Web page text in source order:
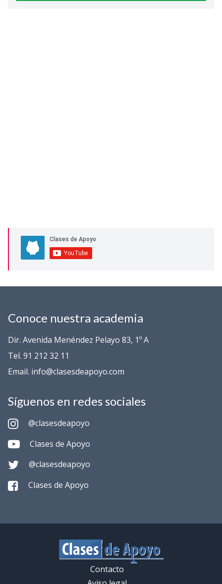
Conoce nuestra academia
Dir. Avenida Menéndez Pelayo 83, 1º A
Tel. 91 212 32 11
Email. info@clasesdeapoyo.com
Síguenos en redes sociales
@clasesdeapoyo
Clases de Apoyo
@clasesdeapoyo
Clases de Apoyo
Contacto